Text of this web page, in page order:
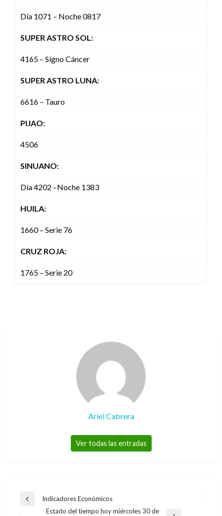
Día 1071 – Noche 0817
SUPER ASTRO SOL:
4165 – Signo Cáncer
SUPER ASTRO LUNA:
6616 – Tauro
PIJAO:
4506
SINUANO:
Día 4202 –Noche 1383
HUILA:
1660 – Serie 76
CRUZ ROJA:
1765 – Serie 20
Ariel Cabrera
Ver todas las entradas
Navegación
Entrada
Indicadores Económicos
Estado del tiempo hoy miércoles 30 de